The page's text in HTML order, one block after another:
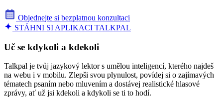
Objednejte si bezplatnou konzultaci
STÁHNI SI APLIKACI TALKPAL
Uč se kdykoli a kdekoli
Talkpal je tvůj jazykový lektor s umělou inteligencí, kterého najdeš
na webu i v mobilu. Zlepši svou plynulost, povídej si o zajímavých
tématech psaním nebo mluvením a dostávej realistické hlasové
zprávy, ať už jsi kdekoli a kdykoli se ti to hodí.